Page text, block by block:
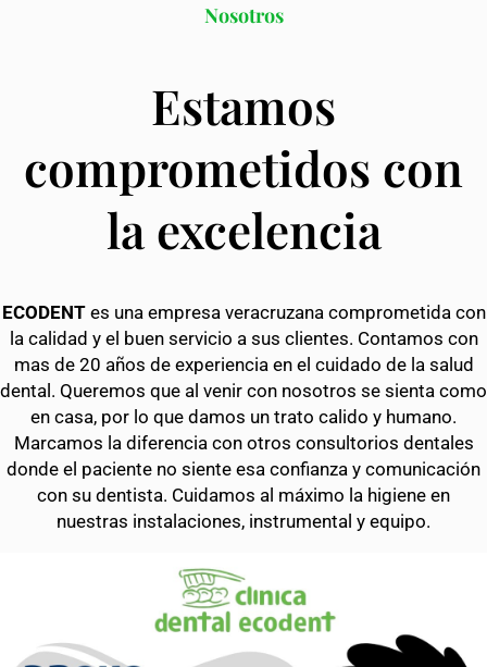
Nosotros
Estamos
comprometidos con
la excelencia
ECODENTes una empresa veracruzana comprometida con
la calidad y el buen servicio a sus clientes. Contamos con
mas de 20 años de experiencia en el cuidado de la salud
dental. Queremos que al venir con nosotros se sienta como
en casa, por lo que damos un trato calido y humano.
Marcamos la diferencia con otros consultorios dentales
donde el paciente no siente esa confianza y comunicación
con su dentista. Cuidamos al máximo la higiene en
nuestras instalaciones, instrumental y equipo.